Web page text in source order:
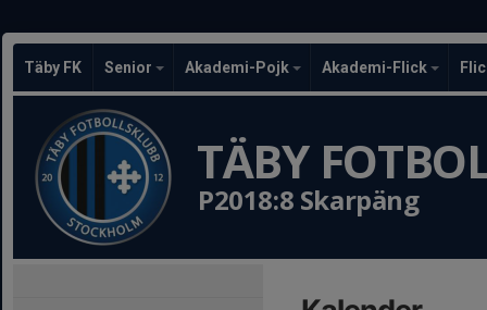
Täby FK Senior Akademi-Pojk Akademi-Flick
TÄBY
P2018:8 Skarpäng